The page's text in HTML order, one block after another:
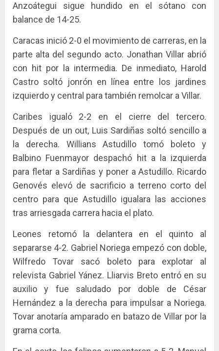
Anzoátegui sigue hundido en el sótano con
balance de 14-25.
Caracas inició 2-0 el movimiento de carreras, en la
parte alta del segundo acto. Jonathan Villar abrió
con hit por la intermedia. De inmediato, Harold
Castro soltó jonrón en línea entre los jardines
izquierdo y central para también remolcar a Villar.
Caribes igualó 2-2 en el cierre del tercero.
Después de un out, Luis Sardiñas soltó sencillo a
la derecha. Willians Astudillo tomó boleto y
Balbino Fuenmayor despachó hit a la izquierda
para fletar a Sardiñas y poner a Astudillo. Ricardo
Genovés elevó de sacrificio a terreno corto del
centro para que Astudillo igualara las acciones
tras arriesgada carrera hacia el plato.
Leones retomó la delantera en el quinto al
separarse 4-2. Gabriel Noriega empezó con doble,
Wilfredo Tovar sacó boleto para explotar al
relevista Gabriel Yánez. Lliarvis Breto entró en su
auxilio y fue saludado por doble de César
Hernández a la derecha para impulsar a Noriega.
Tovar anotaría amparado en batazo de Villar por la
grama corta.